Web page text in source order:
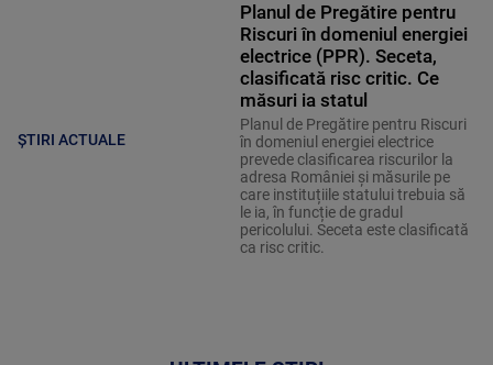
ȘTIRI ACTUALE
Planul de Pregătire pentru
Riscuri în domeniul energiei
electrice (PPR). Seceta,
clasificată risc critic. Ce
măsuri ia statul
Planul de Pregătire pentru Riscuri
în domeniul energiei electrice
prevede clasificarea riscurilor la
adresa României și măsurile pe
care instituțiile statului trebuia să
le ia, în funcție de gradul
pericolului. Seceta este clasificată
ca risc critic.